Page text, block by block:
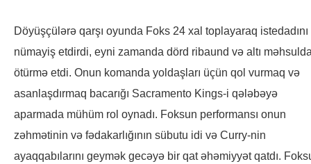
Döyüşçülərə qarşı oyunda Foks 24 xal toplayaraq istedadını
nümayiş etdirdi, eyni zamanda dörd ribaund və altı
ötürmə etdi. Onun komanda yoldaşları üçün qol vurmaq və
asanlaşdırmaq bacarığı Sacramento Kings-i qələbəyə
aparmada mühüm rol oynadı. Foksun performansı onun
zəhmətinin və fədakarlığının sübutu idi və Curry-nin
ayaqqabılarını geymək gecəyə bir qat əhəmiyyət qatdı.